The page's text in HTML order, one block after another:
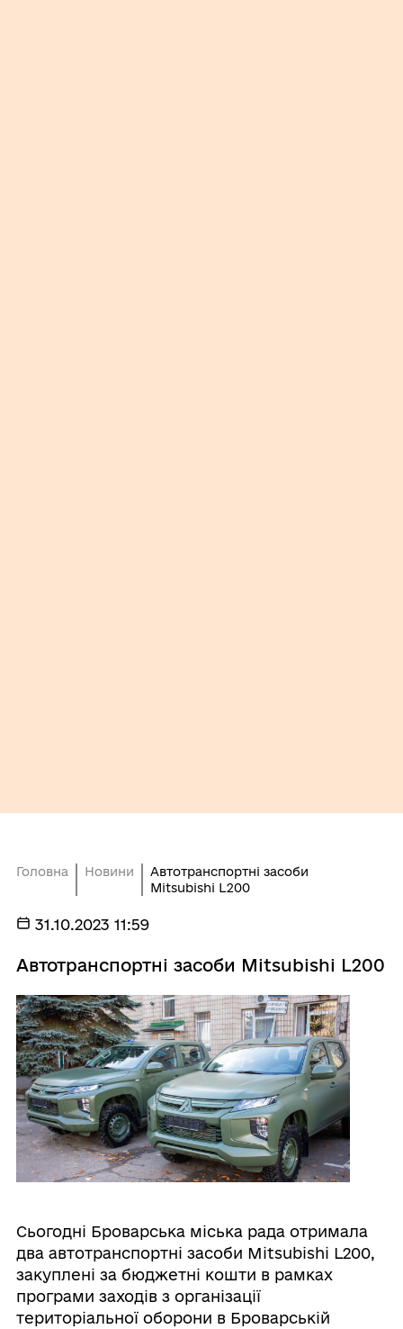
Головна Новини
Автотранспортні засоби
Mitsubishi L200
31.10.2023 11:59
Автотранспортні засоби Mitsubishi L200
Сьогодні Броварська міська рада отримала
два автотранспортні засоби Mitsubishi L200,
закуплені за бюджетні кошти в рамках
програми заходів з організації
територіальної оборони в Броварській